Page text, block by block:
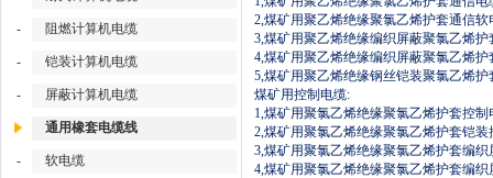
- 阻燃计算机电缆
- 铠装计算机电缆
- 屏蔽计算机电缆
通用橡套电缆线
- 软电缆
2,煤矿用聚乙烯绝缘聚氯乙烯护套通信软
3,煤矿用聚乙烯绝缘编织屏蔽聚氯乙烯护
4,煤矿用聚乙烯绝缘编织屏蔽聚氯乙烯护
5,煤矿用聚乙烯绝缘钢丝铠装聚氯乙烯护
煤矿用控制电缆:
1,煤矿用聚氯乙烯绝缘聚氯乙烯护套控制
2,煤矿用聚氯乙烯绝缘聚氯乙烯护套铠装
3,煤矿用聚氯乙烯绝缘聚氯乙烯护套编织
4,煤矿用聚氯乙烯绝缘聚氯乙烯护套编